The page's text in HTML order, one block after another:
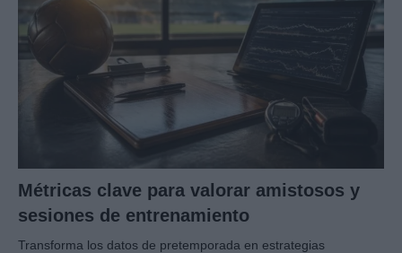
Métricas clave para valorar amistosos y
sesiones de entrenamiento
Transforma los datos de pretemporada en estrategias